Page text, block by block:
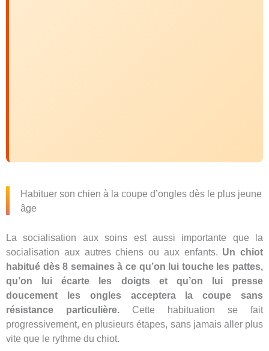
Habituer son chien à la coupe d’ongles dès le plus jeune
âge
La socialisation aux soins est aussi importante que la
socialisation aux autres chiens ou aux enfants. Un chiot
habitué dès 8 semaines à ce qu’on lui touche les pattes,
qu’on lui écarte les doigts et qu’on lui presse
doucement les ongles acceptera la coupe sans
résistance particulière. Cette habituation se fait
progressivement, en plusieurs étapes, sans jamais aller plus
vite que le rythme du chiot.